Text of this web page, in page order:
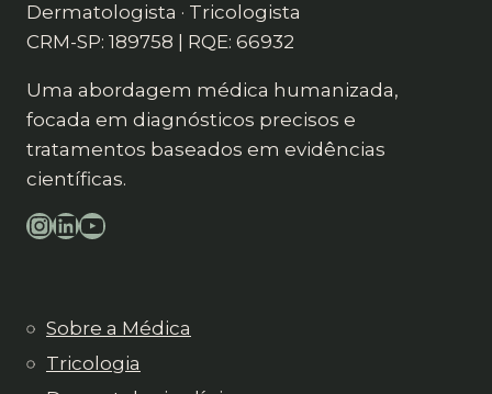
Dermatologista · Tricologista
CRM-SP: 189758 | RQE: 66932
Uma abordagem médica humanizada,
focada em diagnósticos precisos e
tratamentos baseados em evidências
científicas.
Instagram
LinkedIn
YouTube
Sobre a Médica
Tricologia